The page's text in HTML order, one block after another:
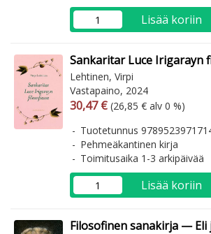
Lisää koriin
Sankaritar Luce Irigarayn
Lehtinen, Virpi
Vastapaino, 2024
Arvonlisäverollinen hinta
30,47 € Arvonlisäveroton hinta
(26,85 € alv 0 %)
Tuotetunnus
Pehmeäkantinen kirja
Toimitusaika 1-3 arkipäivää
Lisää koriin
Filosofinen sanakirja — Eli